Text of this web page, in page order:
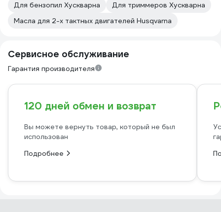
Для бензопил Хускварна
Для триммеров Хускварна
Масла для 2-х тактных двигателей Husqvarna
Сервисное обслуживание
Гарантия производителя
120 дней обмен и возврат
Вы можете вернуть товар, который не был
использован
Подробнее